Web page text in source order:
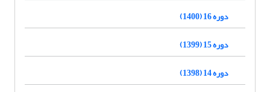
دوره 16 (1400)
دوره 15 (1399)
دوره 14 (1398)